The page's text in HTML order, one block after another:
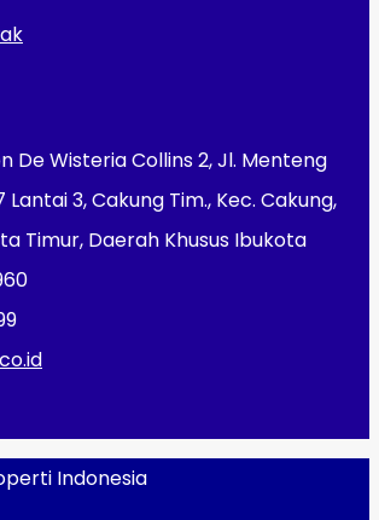
De Wisteria Collins 2, Jl. Menteng
Lantai 3, Cakung Tim., Kec. Cakung,
Timur, Daerah Khusus Ibukota
Indonesia